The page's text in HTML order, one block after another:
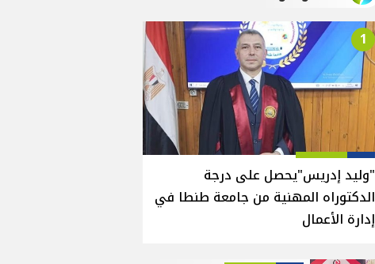
1
"وليد إدريس"يحصل على درجة
الدكتوراه المهنية من جامعة طنطا في
إدارة الأعمال